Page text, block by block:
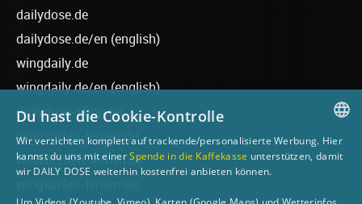
dailydose.de
dailydose.de/en (english)
wingdaily.de
wingdaily.de/en(english)
dailydose-shop.de
windsurfen-lernen.de
wellenreiten-lernen.de
GERMAN
Du hast die Cookie-Kontrolle
Wir verzichten komplett auf trackende/personalisierte Werbung. Hier
kannst du uns mit einerSpende in die Kaffekasse unterstützen, damit
wir DAILY DOSE weiterhin kostenfrei anbieten können.